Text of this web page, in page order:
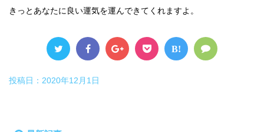
きっとあなたに良い運気を運んできてくれますよ。
B!
投稿日： 2020年12月1日